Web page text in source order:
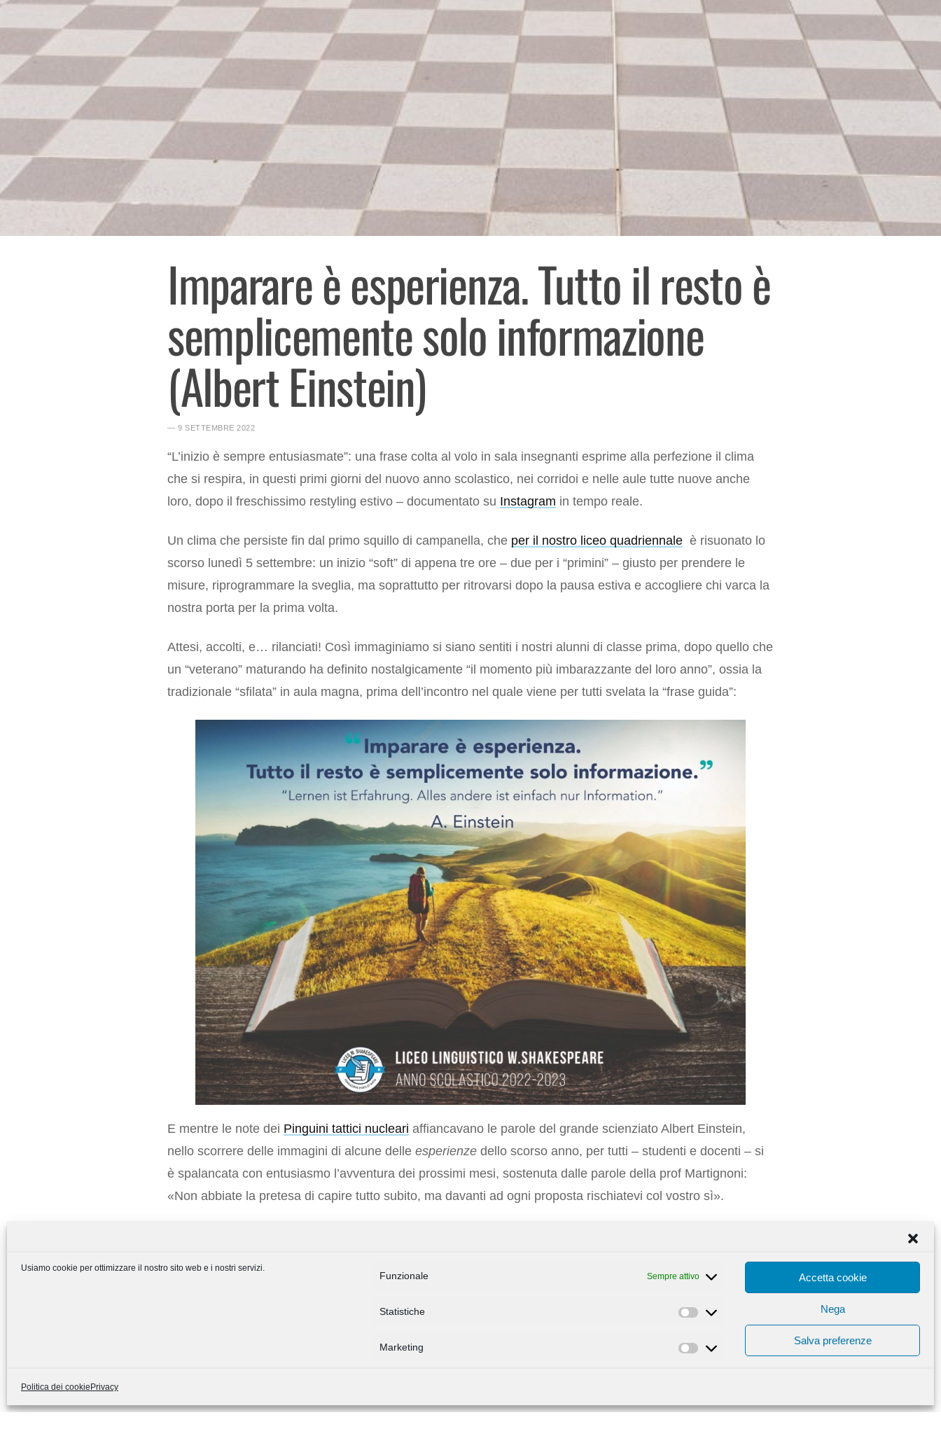
Usiamo cookie per ottimizzare il nostro sito web e i nostri servizi.
Funzionale Sempre attivo
Statistiche
Statistiche
Marketing
Marketing
Accetta cookie
Nega
Salva preferenze
Politica dei cookie Privacy
Imparare è esperienza. Tutto il resto è
semplicemente solo informazione
(Albert Einstein)
― 9 SETTEMBRE 2022
“L’inizio è sempre entusiasmate”: una frase colta al volo in sala insegnanti esprime alla perfezione il clima
che si respira, in questi primi giorni del nuovo anno scolastico, nei corridoi e nelle aule tutte nuove anche
loro, dopo il freschissimo restyling estivo – documentato su Instagram in tempo reale.
Un clima che persiste fin dal primo squillo di campanella, che per il nostro liceo quadriennale è risuonato lo
scorso lunedì 5 settembre: un inizio “soft” di appena tre ore – due per i “primini” – giusto per prendere le
misure, riprogrammare la sveglia, ma soprattutto per ritrovarsi dopo la pausa estiva e accogliere chi varca la
nostra porta per la prima volta.
Attesi, accolti, e… rilanciati! Così immaginiamo si siano sentiti i nostri alunni di classe prima, dopo quello che
un “veterano” maturando ha definito nostalgicamente “il momento più imbarazzante del loro anno”, ossia la
tradizionale “sfilata” in aula magna, prima dell’incontro nel quale viene per tutti svelata la “frase guida”:
E mentre le note dei Pinguini tattici nucleari affiancavano le parole del grande scienziato Albert Einstein,
nello scorrere delle immagini di alcune delle esperienze dello scorso anno, per tutti – studenti e docenti – si
è spalancata con entusiasmo l’avventura dei prossimi mesi, sostenuta dalle parole della prof Martignoni:
«Non abbiate la pretesa di capire tutto subito, ma davanti ad ogni proposta rischiatevi col vostro sì».